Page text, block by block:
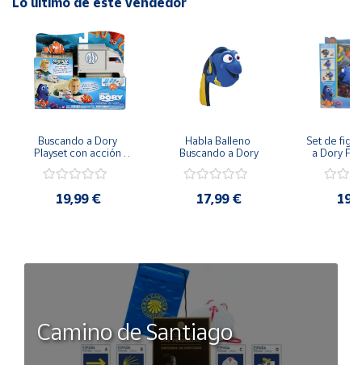
Buscando a Dory
Playset con acción
blanco
19,99 €
Habla Balleno
Buscando a Dory
17,99 €
Set de
a Dory
Camino de Santiago